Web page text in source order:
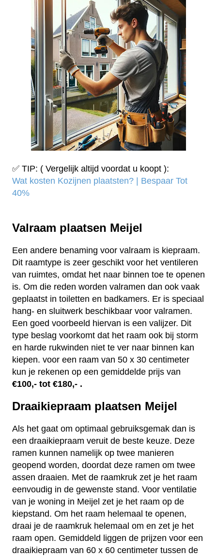
✅ TIP: ( Vergelijk altijd voordat u koopt ):
Wat kosten Kozijnen plaatsten? | Bespaar Tot
40%‎
Valraam plaatsen Meijel
Een andere benaming voor valraam is kiepraam.
Dit raamtype is zeer geschikt voor het ventileren
van ruimtes, omdat het naar binnen toe te openen
is. Om die reden worden valramen dan ook vaak
geplaatst in toiletten en badkamers. Er is speciaal
hang- en sluitwerk beschikbaar voor valramen.
Een goed voorbeeld hiervan is een valijzer. Dit
type beslag voorkomt dat het raam ook bij storm
en harde rukwinden niet te ver naar binnen kan
kiepen. voor een raam van 50 x 30 centimeter
kun je rekenen op een gemiddelde prijs van
€100,- tot €180,- .
Draaikiepraam plaatsen Meijel
Als het gaat om optimaal gebruiksgemak dan is
een draaikiepraam veruit de beste keuze. Deze
ramen kunnen namelijk op twee manieren
geopend worden, doordat deze ramen om twee
assen draaien. Met de raamkruk zet je het raam
eenvoudig in de gewenste stand. Voor ventilatie
van je woning in Meijel zet je het raam op de
kiepstand. Om het raam helemaal te openen,
draai je de raamkruk helemaal om en zet je het
raam open. Gemiddeld liggen de prijzen voor een
draaikiepraam van 60 x 60 centimeter tussen de